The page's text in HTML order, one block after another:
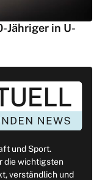
Jähriger in U-
und Sport.
die wichtigsten
verständlich und